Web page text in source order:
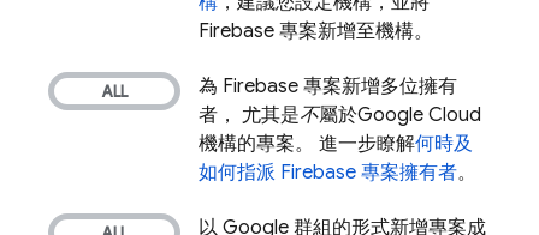
Firebase 專案新增至機構。
為 Firebase 專案新增多位擁有
者， 尤其是不屬於Google Cloud
機構的專案。 進一步瞭解何時及
如何指派 Firebase 專案擁有者。
以 Google 群組的形式新增專案成